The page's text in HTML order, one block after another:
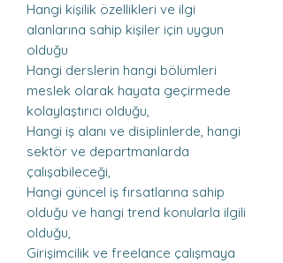
Hangi kişilik özellikleri ve ilgi
alanlarına sahip kişiler için uygun
olduğu
Hangi derslerin hangi bölümleri
meslek olarak hayata geçirmede
kolaylaştırıcı olduğu,
Hangi iş alanı ve disiplinlerde, hangi
sektör ve departmanlarda
çalışabileceği,
Hangi güncel iş fırsatlarına sahip
olduğu ve hangi trend konularla ilgili
olduğu,
Girişimcilik ve freelance çalışmaya